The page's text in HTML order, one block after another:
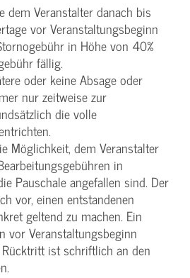
dem Veranstalter danach bis
vor Veranstaltungsbeginn
in Höhe von 40%
fällig.
oder keine Absage oder
nur zeitweise zur
die volle
Möglichkeit, dem Veranstalter
in
Pauschale angefallen sind. Der
vor, einen entstandenen
geltend zu machen. Ein
vor Veranstaltungsbeginn
ist schriftlich an den